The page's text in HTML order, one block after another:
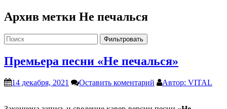
Архив метки Не печалься
Фильтровать
Премьера песни «Не печалься»
14 декабря, 2021 Оставить коментарий Автор: VITAL